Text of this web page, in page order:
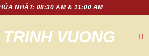
NHẬT: 08:30 AM & 11:00 AM